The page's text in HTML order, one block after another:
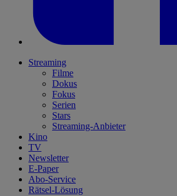
Streaming
Filme
Dokus
Fokus
Serien
Stars
Streaming-Anbieter
Kino
TV
Newsletter
E-Paper
Abo-Service
Rätsel-Lösung